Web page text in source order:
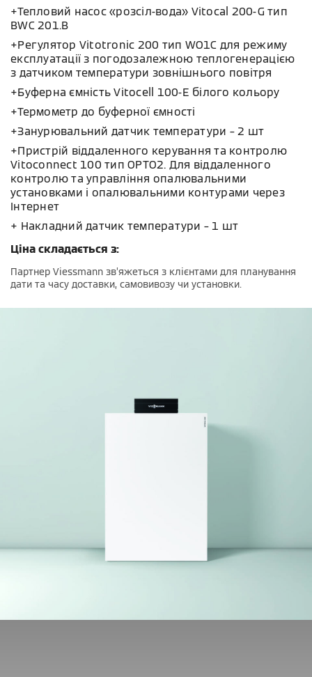
+Тепловий насос «розсіл-вода» Vitocal 200-G тип
BWC 201.B
+Регулятор Vitotronic 200 тип WO1C для режиму
експлуатації з погодозалежною теплогенерацією
з датчиком температури зовнішнього повітря
+Буферна ємність Vitocell 100-E білого кольору
+Термометр до буферної ємності
+Занурювальний датчик температури – 2 шт
+Пристрій віддаленного керування та контролю
Vitoconnect 100 тип OPTO2. Для віддаленного
контролю та управління опалювальними
установками і опалювальними контурами через
Інтернет
+ Накладний датчик температури – 1 шт
Ціна складається з:
Партнер Viessmann зв’яжеться з клієнтами для планування
дати та часу доставки, самовивозу чи установки.